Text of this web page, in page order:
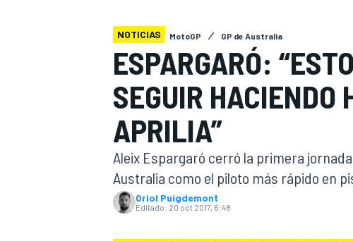
WEC FÓRMULA E
NOTICIAS MotoGP GP de Australia
ESPARGARÓ:
SEGUIR HACIENDO
APRILIA”
Aleix Espargaró cerró la primera
Australia como el piloto más rápido en
Oriol Puigdemont
Editado: 20 oct 2017, 6:48